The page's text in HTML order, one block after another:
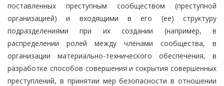
поставленных преступным сообществом (преступной
организацией) и входящими в его (ее) структуру
подразделениями при их создании (например, в
распределении ролей между членами сообщества, в
организации материально-технического обеспечения, в
разработке способов совершения и сокрытия совершенных
преступлений, в принятии мер безопасности в отношении